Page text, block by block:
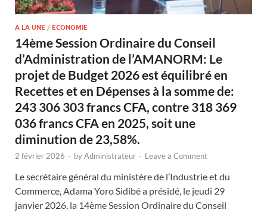
A LA UNE / ECONOMIE
14ème Session Ordinaire du Conseil
d’Administration de l’AMANORM: Le
projet de Budget 2026 est équilibré en
Recettes et en Dépenses à la somme de:
243 306 303 francs CFA, contre 318 369
036 francs CFA en 2025, soit une
diminution de 23,58%.
2 février 2026 - byAdministrateur - Leave a Comment
Le secrétaire général du ministère de l’Industrie et du
Commerce, Adama Yoro Sidibé a présidé, le jeudi 29
janvier 2026, la 14ème Session Ordinaire du Conseil